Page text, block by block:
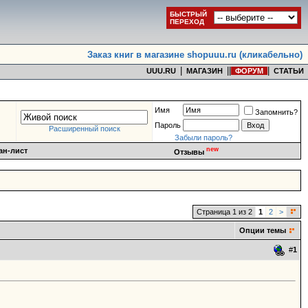
БЫСТРЫЙ
ПЕРЕХОД
Заказ книг в магазине shopuuu.ru (кликабельно)
UUU.RU МАГАЗИН ФОРУМ СТАТЬИ
Расширенный поиск
Имя
Запомнить?
Пароль
Забыли пароль?
лист
Отзывы new
Страница 1 из 2 1 2 >
Опции темы
#1